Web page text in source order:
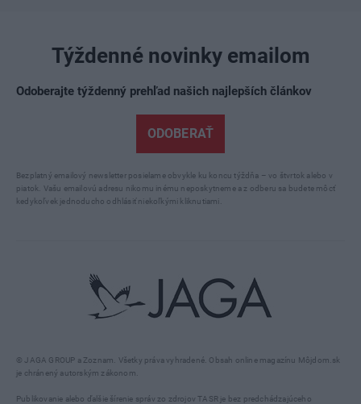
© JAGA GROUP a Zoznam. Všetky práva vyhradené. Obsah online magazínu Môjdom.sk
je chránený autorským zákonom.
Publikovanie alebo ďalšie šírenie správ zo zdrojov TASR je bez predchádzajúceho
Týždenné novinky emailom
Odoberajte týždenný prehľad našich najlepších článkov
ODOBERAŤ
Bezplatný emailový newsletter posielame obvykle ku koncu týždňa – vo štvrtok alebo v
piatok. Vašu emailovú adresu nikomu inému neposkytneme a z odberu sa budete môcť
kedykoľvek jednoducho odhlásiť niekoľkými kliknutiami.